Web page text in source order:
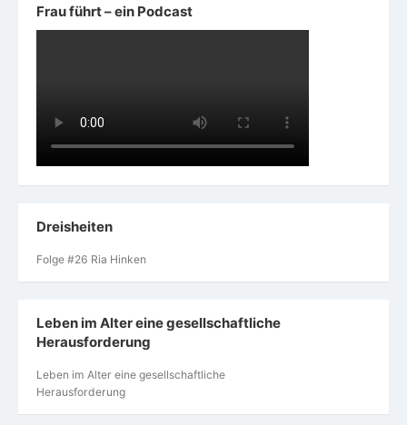
Frau führt – ein Podcast
Dreisheiten
Folge #26 Ria Hinken
Leben im Alter eine gesellschaftliche
Herausforderung
Leben im Alter eine gesellschaftliche
Herausforderung